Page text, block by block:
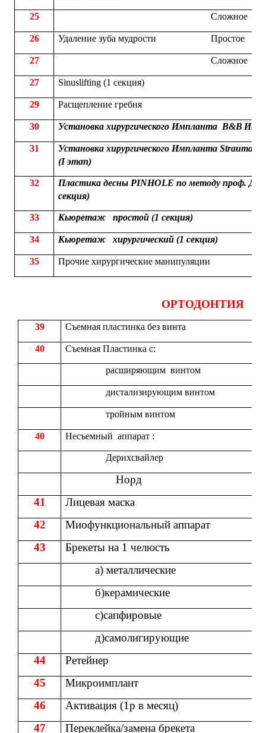
25 Сложное
26 Удаление зуба мудрости Простое
27 Сложное
27 Sinuslifting (1 секция)
29 Расщепление гребня
30 Установка хирургического Импланта B&B
31 Установка хирургического Импланта Straumann
(Iэтап)
32 Пластика десны PINHOLE по методу проф.
секция)
33 Кьюретаж простой (1 секция)
34 Кьюретаж хирургический (1 секция)
35 Прочие хирургические манипуляции
ОРТОДОНТИЯ
39 Съемная пластинка без винта
40 Съемная Пластинка с:
расширяющим винтом
дистализирующим винтом
тройным винтом
40 Несъемный аппарат :
Дерихсвайлер
Норд
41
Лицевая маска
42
Миофункциональный аппарат
43
Брекеты на 1 челюсть
а) металлические
б)керамические
с)сапфировые
д)самолигирующие
44
Ретейнер
45
Микроимплант
46
Активация (1р в месяц)
47
Переклейка/замена брекета